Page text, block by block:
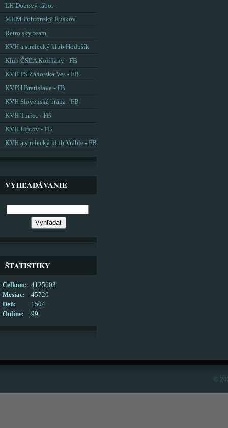
LH Dobový tábor
MHM Pohronský Ruskov
Retro sky team
KVH a strelecký klub Hodošík
Klub ČSĽA Kolíňany - FB
KVH PS Záhorská Ves - FB
KVPH Bratislava - FB
KVH Slovenská brána - FB
KVH Turiec - FB
KVH Liptov - FB
KVH a strelecký klub Vráble - FB
VYHĽADÁVANIE
ŠTATISTIKY
Online: 99
Celkom:
4125603
Mesiac:
45720
Deň:
1504
©